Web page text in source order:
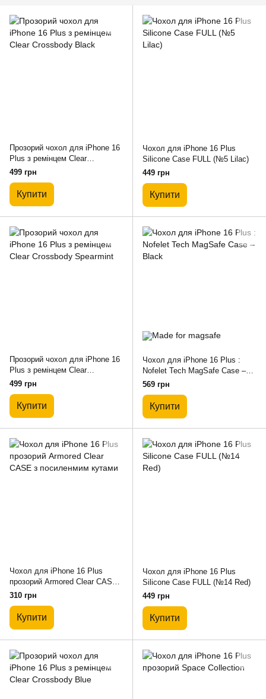
Прозорий чохол для iPhone 16
Plus з ремінцем Clear
Crossbody Black
499 грн
Купити
Чохол для iPhone 16 Plus
Silicone Case FULL (№5 Lilac)
449 грн
Купити
Прозорий чохол для iPhone 16
Plus з ремінцем Clear
Crossbody Spearmint
499 грн
Купити
Чохол для iPhone 16 Plus :
Nofelet Tech MagSafe Case –
Black
569 грн
Купити
Чохол для iPhone 16 Plus
прозорий Armored Clear CASE з
посиленмим кутами
310 грн
Купити
Чохол для iPhone 16 Plus
Silicone Case FULL (№14 Red)
449 грн
Купити